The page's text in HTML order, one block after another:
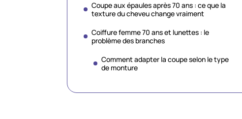
Coupe aux épaules après 70 ans : ce que la
texture du cheveu change vraiment
Coiffure femme 70 ans et lunettes : le
problème des branches
Comment adapter la coupe selon le type
de monture